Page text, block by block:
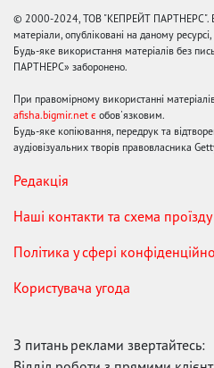
© 2000-2024, ТОВ "КЕПРЕЙТ ПАРТНЕРС".
матеріали, опубліковані на даному
Будь-яке використання матеріалів без
ПАРТНЕРС» заборонено.
При правомірному використанні
afisha.bigmir.net є обов'язковим.
Будь-яке копіювання, передрук та
аудіовізуальних творів правовласника
Редакція
Наші контакти та схема проїзду
Політика у сфері
Користувача угода
З питань реклами звертайтесь: